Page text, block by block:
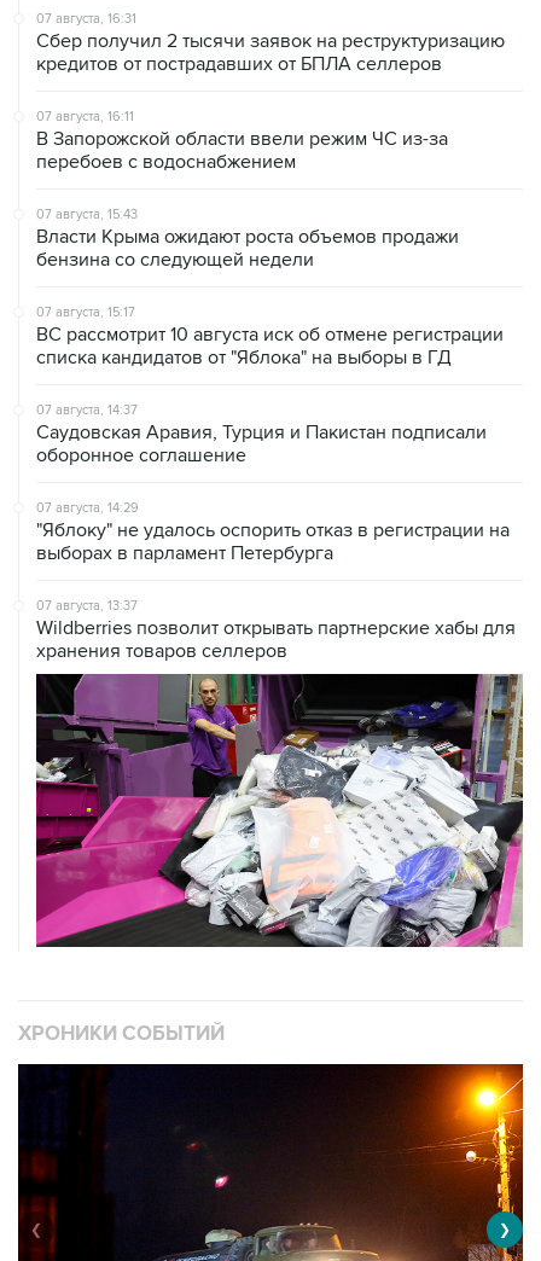
07 августа, 16:31
Сбер получил 2 тысячи заявок на реструктуризацию
кредитов от пострадавших от БПЛА селлеров
07 августа, 16:11
В Запорожской области ввели режим ЧС из-за
перебоев с водоснабжением
07 августа, 15:43
Власти Крыма ожидают роста объемов продажи
бензина со следующей недели
07 августа, 15:17
ВС рассмотрит 10 августа иск об отмене регистрации
списка кандидатов от "Яблока" на выборы в ГД
07 августа, 14:37
Саудовская Аравия, Турция и Пакистан подписали
оборонное соглашение
07 августа, 14:29
"Яблоку" не удалось оспорить отказ в регистрации на
выборах в парламент Петербурга
07 августа, 13:37
Wildberries позволит открывать партнерские хабы для
хранения товаров селлеров
ХРОНИКИ СОБЫТИЙ
❮ ❯